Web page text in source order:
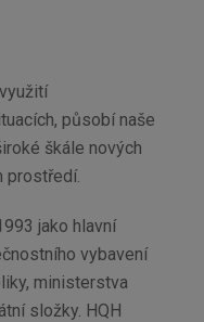
působí naše
škále nových
prostředí.
jako hlavní
vybavení
ministerstva
složky. HQH